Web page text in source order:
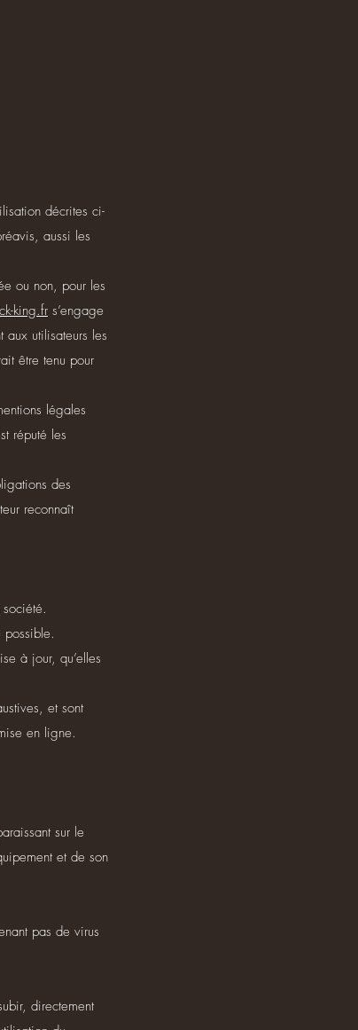
décrites ci-
aussi les
ou non, pour les
king.fr s’engage
aux utilisateurs les
être tenu pour
légales
réputé les
des
reconnaît
possible.
à jour, qu’elles
et sont
en ligne.
sur le
et de son
pas de virus
directement